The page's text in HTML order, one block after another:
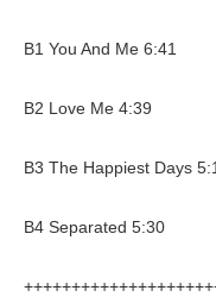
B1 You And Me 6:41
B2 Love Me 4:39
B3 The Happiest Days
B4 Separated 5:30